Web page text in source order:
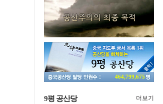
464,799,675
9평 공산당 더보기